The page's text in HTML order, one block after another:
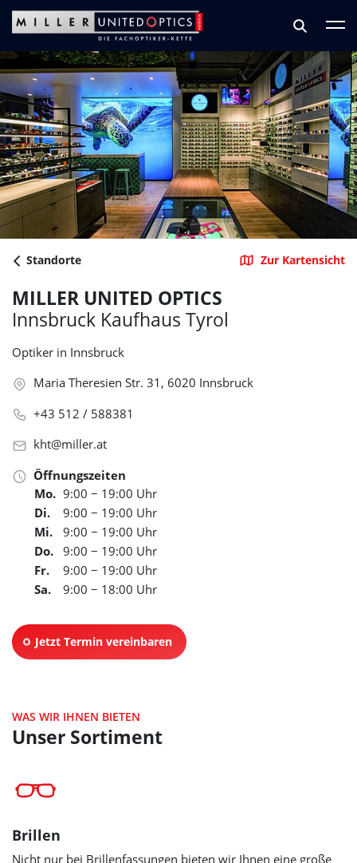
Zum Hauptinhalt springen
Zum Footer springen
Standorte Zur Kartensicht
MILLER UNITED OPTICS
Innsbruck Kaufhaus Tyrol
Optiker in Innsbruck
Maria Theresien Str. 31, 6020 Innsbruck
+43 512 / 588381
kht@miller.at
Öffnungszeiten
Mo. 9:00 − 19:00 Uhr
Di.
9:00 − 19:00 Uhr
Mi.
9:00 − 19:00 Uhr
Do.
9:00 − 19:00 Uhr
Fr.
9:00 − 19:00 Uhr
Sa.
9:00 − 18:00 Uhr
Jetzt Termin vereinbaren
WAS WIR IHNEN BIETEN
Unser Sortiment
Brillen
Nicht nur bei Brillenfassungen bieten wir Ihnen eine große